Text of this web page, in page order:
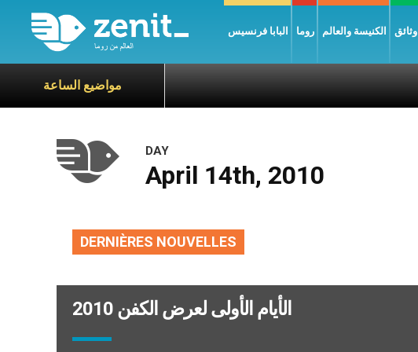
البابا فرنسيس روما الكنيسة والعالم وثائق
مواضيع الساعة
DAY
April 14th, 2010
DERNIÈRES NOUVELLES
الأيام الأولى لعرض الكفن 2010